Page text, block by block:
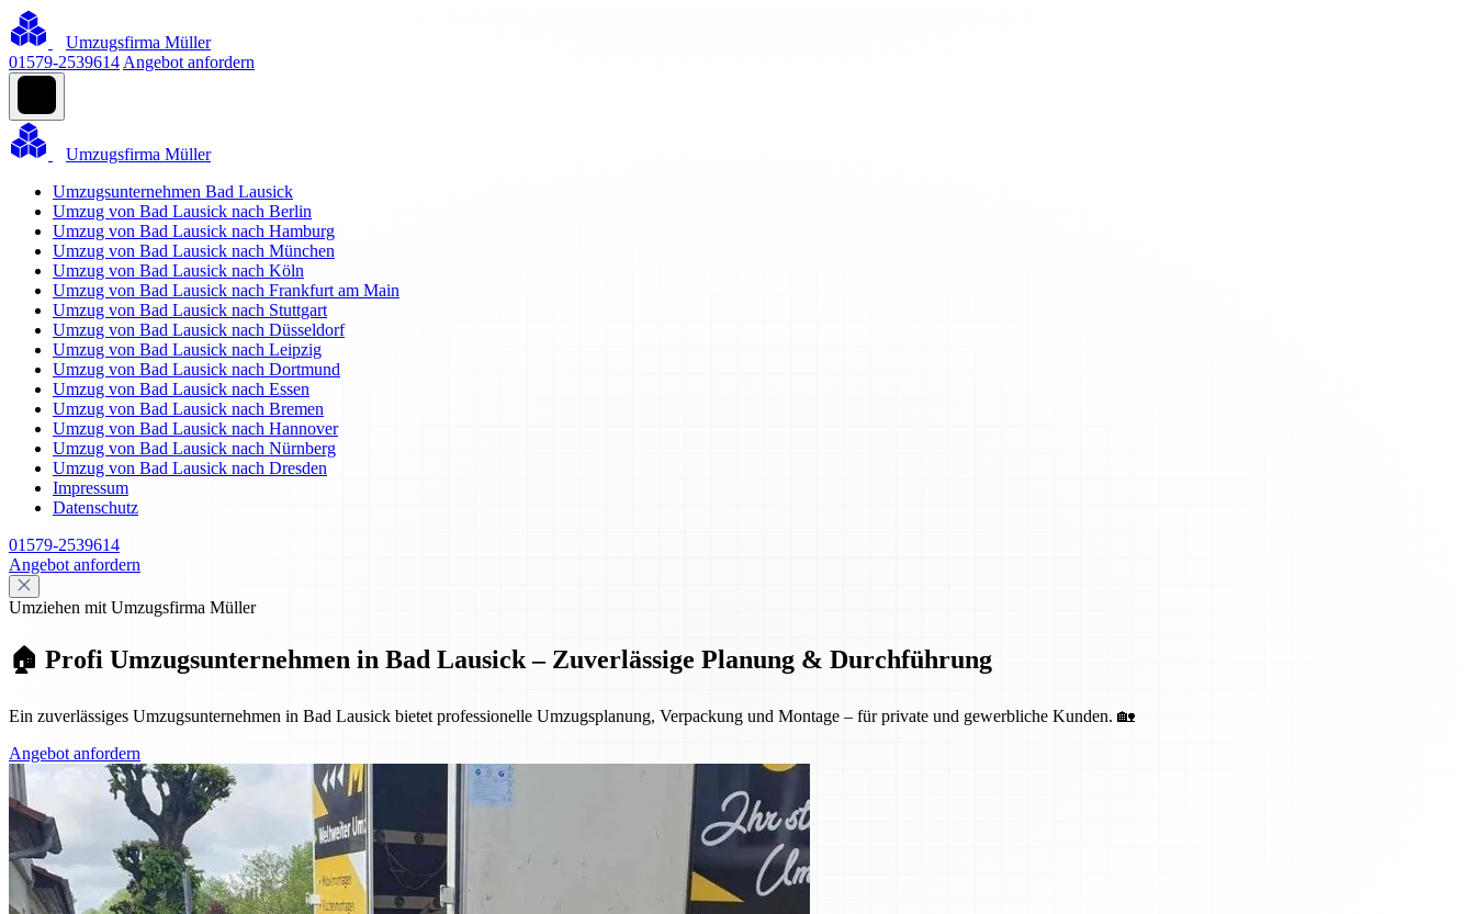
Umzugsfirma Müller
01579-2539614 Angebot anfordern
Umzugsfirma Müller
Umzugsunternehmen Bad Lausick
Umzug von Bad Lausick nach Berlin
Umzug von Bad Lausick nach Hamburg
Umzug von Bad Lausick nach München
Umzug von Bad Lausick nach Köln
Umzug von Bad Lausick nach Frankfurt am Main
Umzug von Bad Lausick nach Stuttgart
Umzug von Bad Lausick nach Düsseldorf
Umzug von Bad Lausick nach Leipzig
Umzug von Bad Lausick nach Dortmund
Umzug von Bad Lausick nach Essen
Umzug von Bad Lausick nach Bremen
Umzug von Bad Lausick nach Hannover
Umzug von Bad Lausick nach Nürnberg
Umzug von Bad Lausick nach Dresden
Impressum
Datenschutz
01579-2539614
Angebot anfordern
Umziehen mit Umzugsfirma Müller
🏠 Profi Umzugsunternehmen in Bad Lausick – Zuverlässige Planung & Durchführung
Ein zuverlässiges Umzugsunternehmen in Bad Lausick bietet professionelle Umzugsplanung, Verpackung und Montage – für private und gewerbliche Kunden. 🏡
Angebot anfordern